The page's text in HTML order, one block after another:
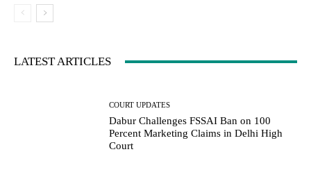
LATEST ARTICLES
COURT UPDATES
Dabur Challenges FSSAI Ban on 100
Percent Marketing Claims in Delhi High
Court